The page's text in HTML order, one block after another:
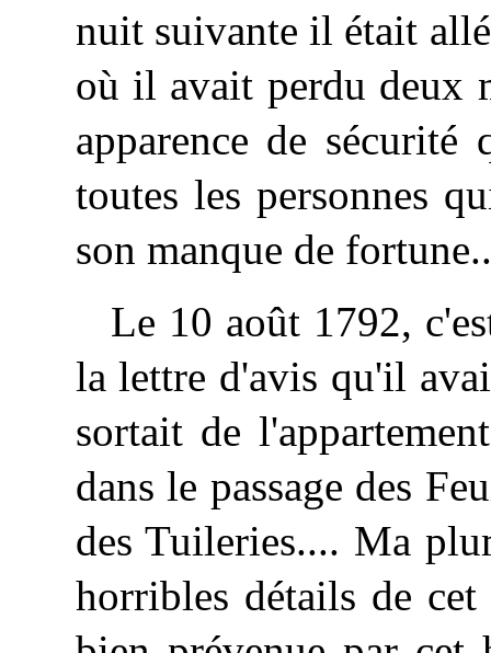
nuit suivante il était
où il avait perdu deux
apparence de sécurité
toutes les personnes
son manque de
Le 10 août 1792,
la lettre d'avis qu'il
sortait de
dans le passage des
des Tuileries.... Ma
horribles détails de